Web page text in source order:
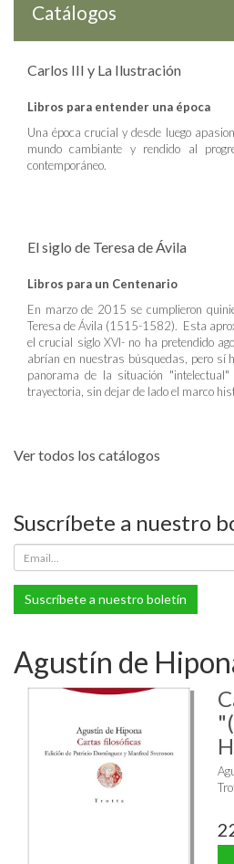
Catálogos
Carlos III y La Ilustración
Libros para entender una época
Una época crucial y desde luego
mundo cambiante y rendido al
contemporáneo.
El siglo de Teresa de Ávila
Libros para un Centenario
En marzo de 2015 se cumplieron
Teresa de Ávila (1515-1582). Esta
el crucial siglo XVI- no ha pretendido
abrían en nuestras búsquedas, pero sí
panorama de la situación
trayectoria, sin dejar de lado el marco
Ver todos los catálogos
Suscríbete a nuestro
Suscríbete a nuestro boletín
Agustín de